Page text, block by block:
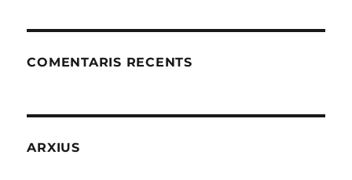
COMENTARIS RECENTS
ARXIUS